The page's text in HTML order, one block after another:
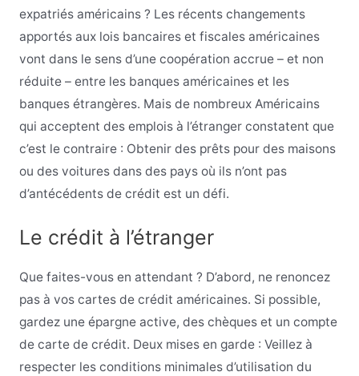
expatriés américains ? Les récents changements
apportés aux lois bancaires et fiscales américaines
vont dans le sens d’une coopération accrue – et non
réduite – entre les banques américaines et les
banques étrangères. Mais de nombreux Américains
qui acceptent des emplois à l’étranger constatent que
c’est le contraire : Obtenir des prêts pour des maisons
ou des voitures dans des pays où ils n’ont pas
d’antécédents de crédit est un défi.
Le crédit à l’étranger
Que faites-vous en attendant ? D’abord, ne renoncez
pas à vos cartes de crédit américaines. Si possible,
gardez une épargne active, des chèques et un compte
de carte de crédit. Deux mises en garde : Veillez à
respecter les conditions minimales d’utilisation du